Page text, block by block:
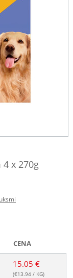
4 x 270g
CENA
15.05 €
(€13.94 / KG)